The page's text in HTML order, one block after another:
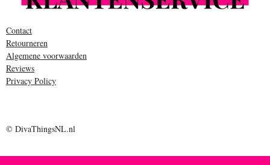
Contact
Retourneren
Algemene voorwaarden
Reviews
Privacy Policy
© DivaThingsNL.nl